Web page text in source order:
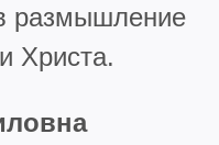
размышление
Христа.